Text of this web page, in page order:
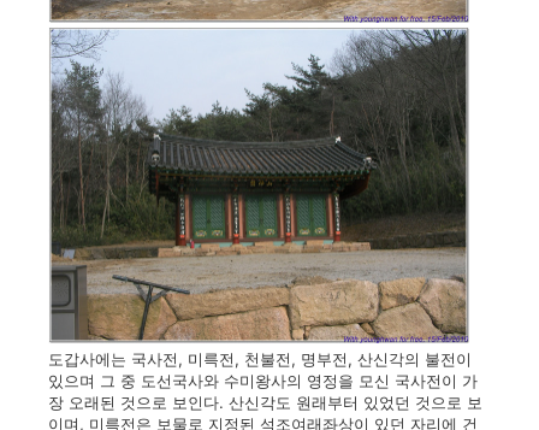
도갑사에는 국사전, 미륵전, 천불전, 명부전, 산신각의 불전이
있으며 그 중 도선국사와 수미왕사의 영정을 모신 국사전이 가
장 오래된 것으로 보인다. 산신각도 원래부터 있었던 것으로 보
이며, 미륵전은 보물로 지정된 석조여래좌상이 있던 자리에 건